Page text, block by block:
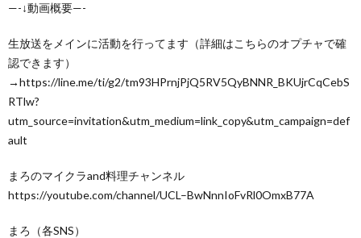
—-↓動画概要—-
生放送をメインに活動を行ってます（詳細はこちらのオプチャで確
認できます）
→https://line.me/ti/g2/tm93HPrnjPjQ5RV5QyBNNR_BKUjrCqCebS
RTlw?
utm_source=invitation&utm_medium=link_copy&utm_campaign=def
ault
まろのマイクラand料理チャンネル
https://youtube.com/channel/UCL–BwNnnIoFvRl0OmxB77A
まろ（各SNS）